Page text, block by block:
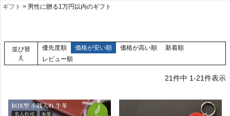
ギフト 男性に贈る1万円以内のギフト
並び替
え
優先度順 価格が安い順 価格が高い順
新着順
レビュー順
21件中 1-21件表示